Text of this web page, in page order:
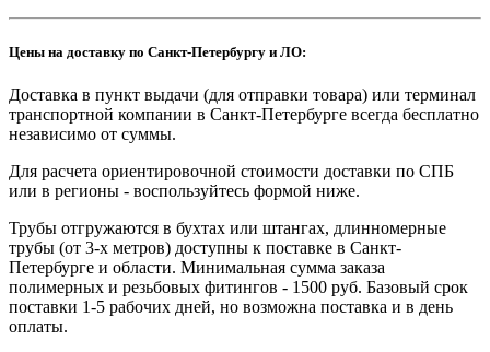
Цены на доставку по Санкт-Петербургу и ЛО:
Доставка в пункт выдачи (для отправки товара) или терминал
транспортной компании в Санкт-Петербурге всегда бесплатно
независимо от суммы.
Для расчета ориентировочной стоимости доставки по СПБ
или в регионы - воспользуйтесь формой ниже.
Трубы отгружаются в бухтах или штангах, длинномерные
трубы (от 3-х метров) доступны к поставке в Санкт-
Петербурге и области. Минимальная сумма заказа
полимерных и резьбовых фитингов - 1500 руб. Базовый срок
поставки 1-5 рабочих дней, но возможна поставка и в день
оплаты.